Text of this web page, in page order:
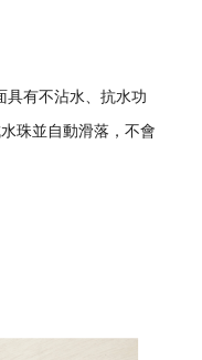
具有不沾水、抗水功
珠並自動滑落，不會